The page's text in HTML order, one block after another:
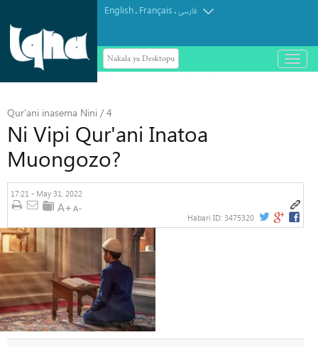
English. Français.فارسی
Nakala ya Desktopu
باز
و
Qur'ani inasema Nini / 4
Ni Vipi Qur'ani Inatoa
Muongozo?
17:21 - May 31, 2022
Habari ID: 3475320